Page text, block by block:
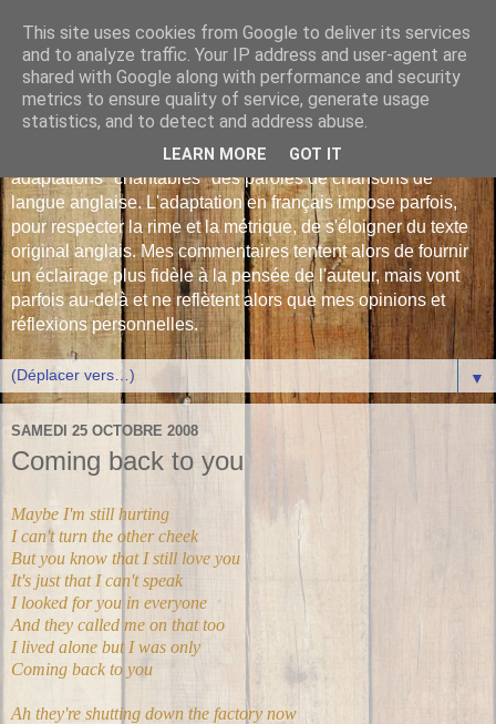
Les Monophonies de
Polyphrène
Versions françaises inédites : déjà plus de 510 traductions -
adaptations "chantables" des paroles de chansons de
langue anglaise. L'adaptation en français impose parfois,
pour respecter la rime et la métrique, de s'éloigner du texte
original anglais. Mes commentaires tentent alors de fournir
un éclairage plus fidèle à la pensée de l'auteur, mais vont
parfois au-delà et ne reflètent alors que mes opinions et
réflexions personnelles.
▼
SAMEDI 25 OCTOBRE 2008
Coming back to you
Maybe I'm still hurting
I can't turn the other cheek
But you know that I still love you
It's just that I can't speak
I looked for you in everyone
And they called me on that too
I lived alone but I was only
Coming back to you
Ah they're shutting down the factory now
This site uses cookies from Google to deliver its services
and to analyze traffic. Your IP address and user-agent are
shared with Google along with performance and security
metrics to ensure quality of service, generate usage
statistics, and to detect and address abuse.
LEARN MORE GOT IT